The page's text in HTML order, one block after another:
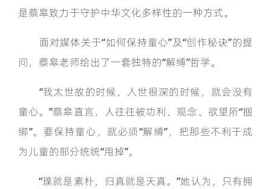
是蔡皋致力于守护中华文化多样性的一种方式。
面对媒体关于“如何保持童心”及“创作秘诀”的提
问，蔡皋老师给出了一套独特的“解缚”哲学。
“我太世故的时候，入世很深的时候，就会没有
童心。”蔡皋直言，人往往被功利、观念、欲望所“捆
绑”。要保持童心，就必须“解缚”，把那些不利于成
为儿童的部分统统“甩掉”。
“璞就是素朴，归真就是天真。”她认为，只有拥